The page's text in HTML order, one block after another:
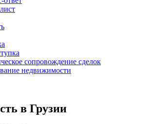
сопровождение сделок
недвижимости
в Грузии